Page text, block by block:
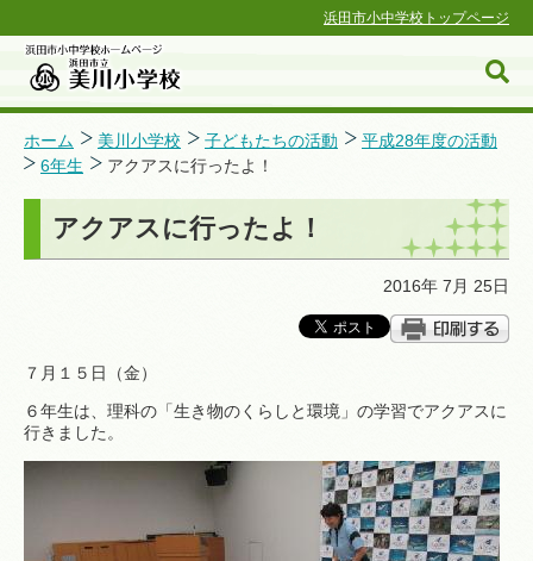
浜田市小中学校トップページ
浜田市小中学校ホームページ
ホーム 美川小学校 子どもたちの活動
平成28年度の活動
6年生
アクアスに行ったよ！
アクアスに行ったよ！
2016年 7月 25日
７月１５日（金）
６年生は、理科の「生き物のくらしと環境」の学習でアクアスに
行きました。